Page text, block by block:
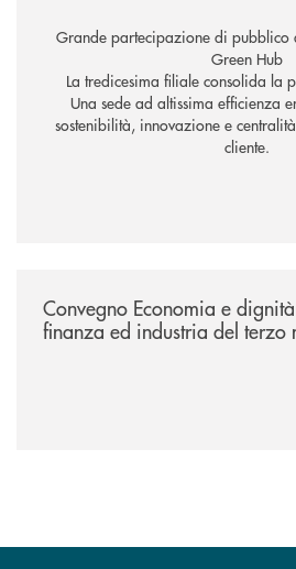
Grande partecipazione di pubblico
Green Hub
La tredicesima filiale consolida la
Una sede ad altissima efficienza
sostenibilità, innovazione e
cliente.
Convegno Economia e
finanza ed industria del terzo